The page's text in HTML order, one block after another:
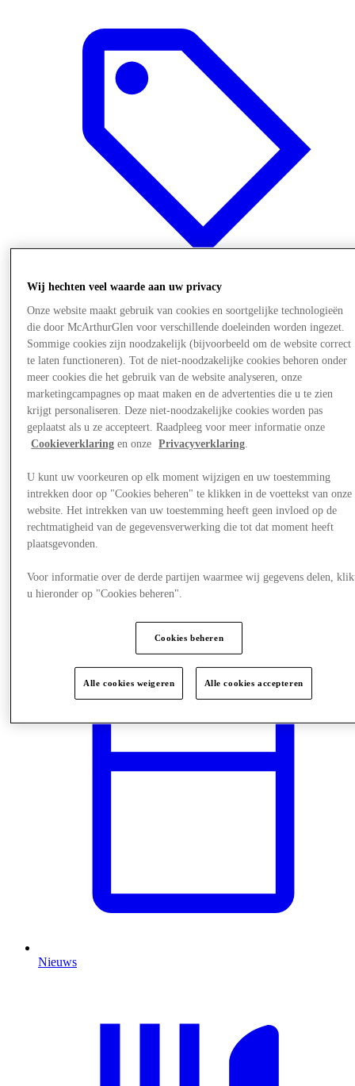
Aanbiedingen
Nieuws
Wij hechten veel waarde aan uw privacy
Onze website maakt gebruik van cookies en soortgelijke technologieën
die door McArthurGlen voor verschillende doeleinden worden ingezet.
Sommige cookies zijn noodzakelijk (bijvoorbeeld om de website correct
te laten functioneren). Tot de niet-noodzakelijke cookies behoren onder
meer cookies die het gebruik van de website analyseren, onze
marketingcampagnes op maat maken en de advertenties die u te zien
krijgt personaliseren. Deze niet-noodzakelijke cookies worden pas
geplaatst als u ze accepteert. Raadpleeg voor meer informatie onze
Cookieverklaring en onze Privacyverklaring
U kunt uw voorkeuren op elk moment wijzigen en uw toestemming
intrekken door op "Cookies beheren" te klikken in de voettekst van onze
website. Het intrekken van uw toestemming heeft geen invloed op de
rechtmatigheid van de gegevensverwerking die tot dat moment heeft
plaatsgevonden.
Voor informatie over de derde partijen waarmee wij gegevens delen,
u hieronder op "Cookies beheren".
Cookies beheren
Alle cookies weigeren Alle cookies accepteren